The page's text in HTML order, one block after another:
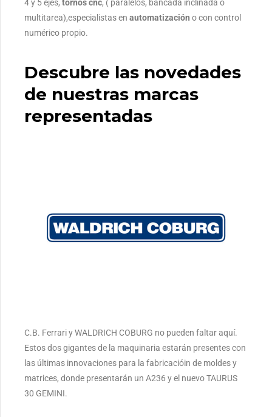
4 y 5 ejes, tornos cnc, ( paralelos, bancada inclinada o
multitarea),especialistas en automatización o con control
numérico propio.
Descubre las novedades
de nuestras marcas
representadas
C.B. Ferrari y WALDRICH COBURG no pueden faltar aquí.
Estos dos gigantes de la maquinaria estarán presentes con
las últimas innovaciones para la fabricacióin de moldes y
matrices, donde presentarán un A236 y el nuevo TAURUS
30 GEMINI.